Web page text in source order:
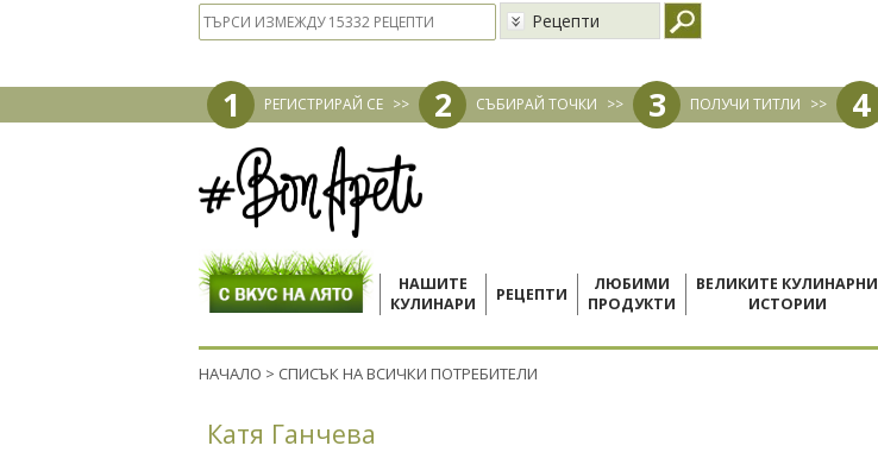
Рецепти
1 РЕГИСТРИРАЙ СЕ >> 2 СЪБИРАЙ ТОЧКИ >> 3 ПОЛУЧИ ТИТЛИ >> 4
НАШИТЕ
КУЛИНАРИ
РЕЦЕПТИ
ЛЮБИМИ
ПРОДУКТИ
ВЕЛИКИТЕ КУЛИНАРНИ
ИСТОРИИ
НАЧАЛО > СПИСЪК НА ВСИЧКИ ПОТРЕБИТЕЛИ
Катя Ганчева